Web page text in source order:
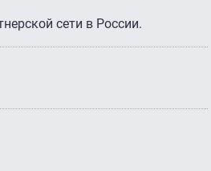
сети в России.